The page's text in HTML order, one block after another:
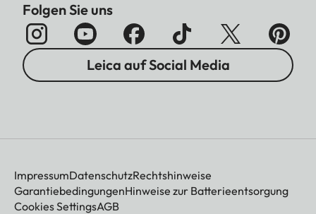
Folgen Sie uns
Leica auf Social Media
ImpressumDatenschutzRechtshinweise
GarantiebedingungenHinweise zur Batterieentsorgung
Cookies SettingsAGB